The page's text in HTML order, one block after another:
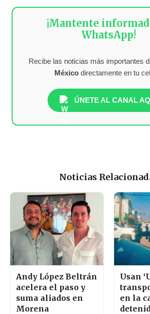
¡Mantente
WhatsApp!
Recibe las noticias más importantes
Méxicodirectamente en tu
ÚNETE AL CANAL
Noticias
Andy López Beltrán
acelera el paso y
suma aliados en
Morena
Usan
en la